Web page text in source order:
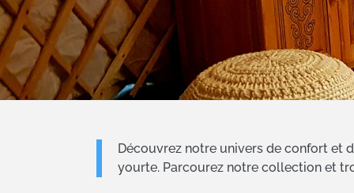
Découvrez notre univers de confort et
yourte. Parcourez notre collection et